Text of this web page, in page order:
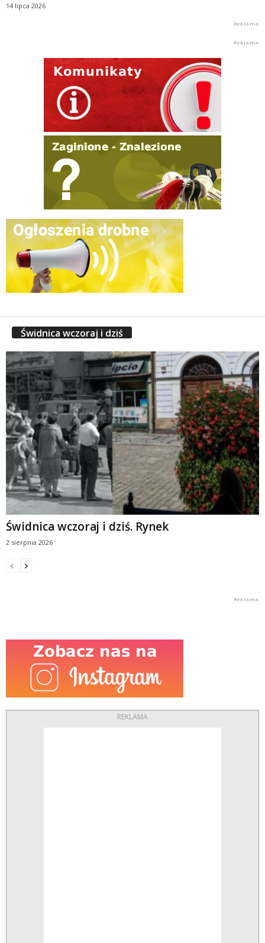
14 lipca 2026
Świdnica wczoraj i dziś
Świdnica wczoraj i dziś. Rynek
2 sierpnia 2026
REKLAMA